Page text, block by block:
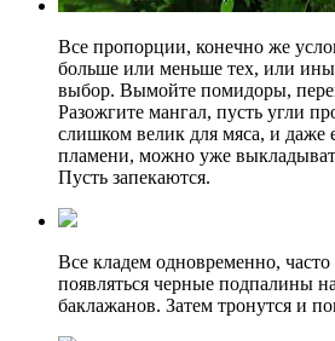
Все пропорции, конечно же
больше или меньше тех, или
выбор. Вымойте помидоры,
Разожгите мангал, пусть угли
слишком велик для мяса, и даже
пламени, можно уже
Пусть запекаются.
Все кладем одновременно,
появляться черные подпалины
баклажанов. Затем тронутся и